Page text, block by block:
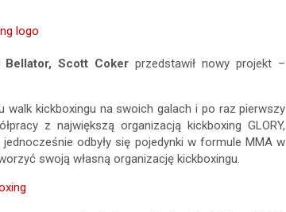
Bellator, Scott Coker przedstawił nowy projekt –
walk kickboxingu na swoich galach i po raz pierwszy
z największą organizacją kickboxing GLORY,
odbyły się pojedynki w formule MMA w
swoją własną organizację kickboxingu.